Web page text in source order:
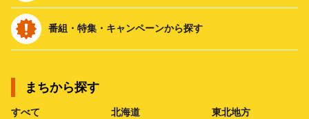
番組・特集・キャンペーンから探す
まちから探す
すべて 北海道 東北地方